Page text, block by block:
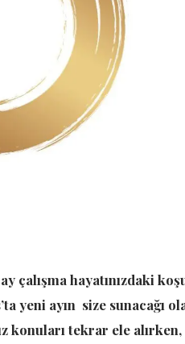
çalışma hayatınızdaki
yeni ayın size sunacağı
konuları tekrar ele